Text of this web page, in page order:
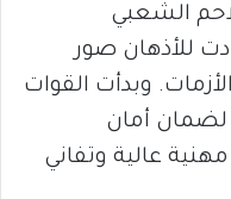
الشعبي
للأذهان صور
وبدأت القوات
أمان
عالية وتفاني